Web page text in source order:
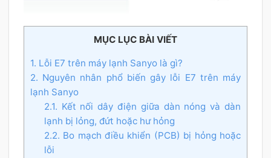
MỤC LỤC BÀI VIẾT
1. Lỗi E7 trên máy lạnh Sanyo là gì?
2. Nguyên nhân phổ biến gây lỗi E7 trên máy
lạnh Sanyo
2.1. Kết nối dây điện giữa dàn nóng và dàn
lạnh bị lỏng, đứt hoặc hư hỏng
2.2. Bo mạch điều khiển (PCB) bị hỏng hoặc
lỗi